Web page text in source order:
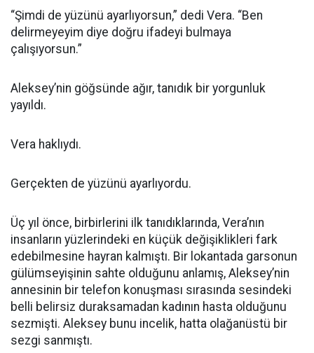
“Şimdi de yüzünü ayarlıyorsun,” dedi Vera. “Ben
delirmeyeyim diye doğru ifadeyi bulmaya
çalışıyorsun.”
Aleksey’nin göğsünde ağır, tanıdık bir yorgunluk
yayıldı.
Vera haklıydı.
Gerçekten de yüzünü ayarlıyordu.
Üç yıl önce, birbirlerini ilk tanıdıklarında, Vera’nın
insanların yüzlerindeki en küçük değişiklikleri fark
edebilmesine hayran kalmıştı. Bir lokantada garsonun
gülümseyişinin sahte olduğunu anlamış, Aleksey’nin
annesinin bir telefon konuşması sırasında sesindeki
belli belirsiz duraksamadan kadının hasta olduğunu
sezmişti. Aleksey bunu incelik, hatta olağanüstü bir
sezgi sanmıştı.